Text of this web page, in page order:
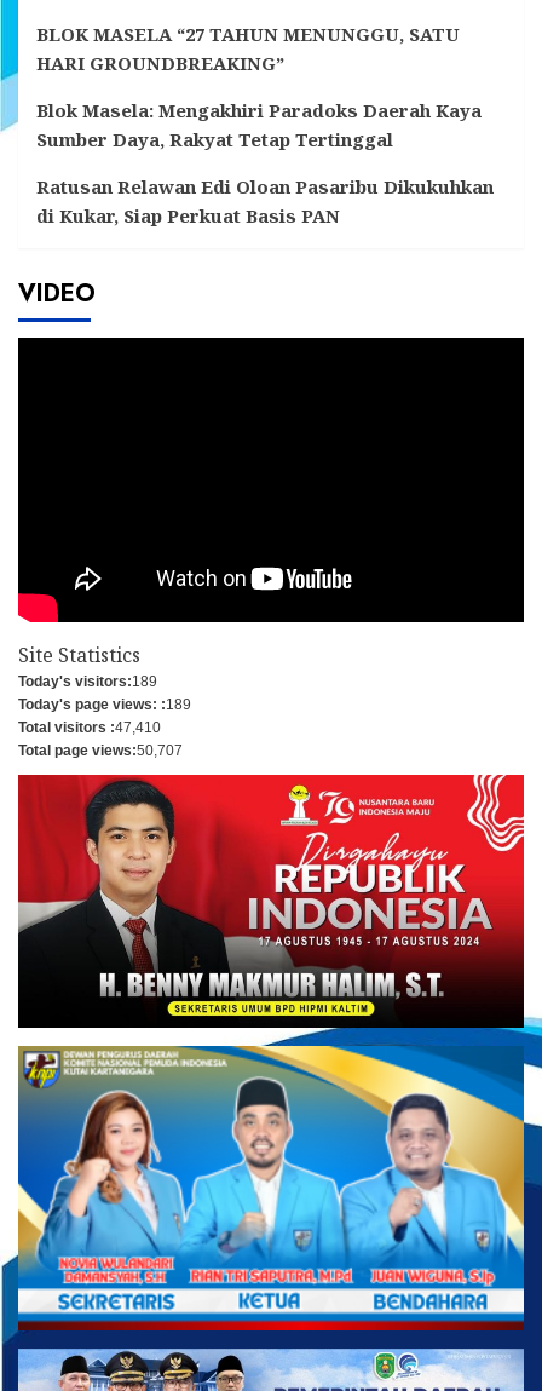
BLOK MASELA “27 TAHUN MENUNGGU, SATU
HARI GROUNDBREAKING”
Blok Masela: Mengakhiri Paradoks Daerah Kaya
Sumber Daya, Rakyat Tetap Tertinggal
Ratusan Relawan Edi Oloan Pasaribu Dikukuhkan
di Kukar, Siap Perkuat Basis PAN
VIDEO
Site Statistics
Today's visitors:189
Today's page views: :189
Total visitors :47,410
Total page views:50,707